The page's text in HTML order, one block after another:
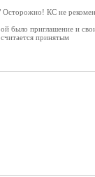
КС не
приглашение и
принятым